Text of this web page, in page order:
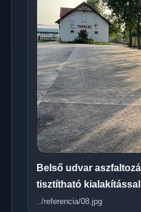
Belső udvar
tisztítható kialakítással
../referencia/08.jpg